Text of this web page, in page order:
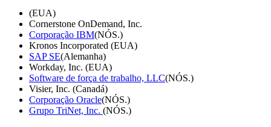
(EUA)
Cornerstone OnDemand, Inc.
Corporação IBM(NÓS.)
Kronos Incorporated (EUA)
SAP SE(Alemanha)
Workday, Inc. (EUA)
Software de força de trabalho, LLC(NÓS.)
Visier, Inc. (Canadá)
Corporação Oracle(NÓS.)
Grupo TriNet, Inc. (NÓS.)